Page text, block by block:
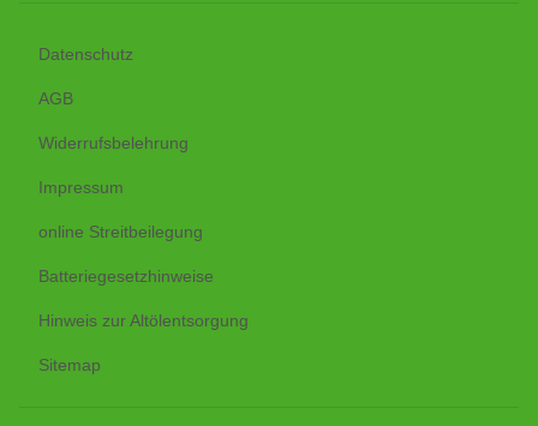
Datenschutz
AGB
Widerrufsbelehrung
Impressum
online Streitbeilegung
Batteriegesetzhinweise
Hinweis zur Altölentsorgung
Sitemap